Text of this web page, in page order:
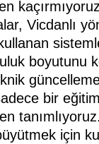
Vicdanlı
boyutunu
bir
için